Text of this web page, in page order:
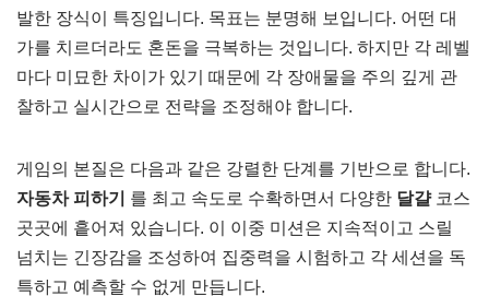
발한 장식이 특징입니다. 목표는 분명해 보입니다. 어떤 대
가를 치르더라도 혼돈을 극복하는 것입니다. 하지만 각 레벨
마다 미묘한 차이가 있기 때문에 각 장애물을 주의 깊게 관
찰하고 실시간으로 전략을 조정해야 합니다.
게임의 본질은 다음과 같은 강렬한 단계를 기반으로 합니다.
자동차 피하기
를 최고 속도로 수확하면서 다양한 달걀코스
곳곳에 흩어져 있습니다. 이 이중 미션은 지속적이고 스릴
넘치는 긴장감을 조성하여 집중력을 시험하고 각 세션을 독
특하고 예측할 수 없게 만듭니다.